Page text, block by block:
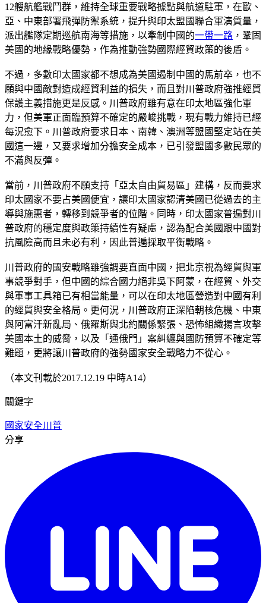
12艘航艦戰鬥群，維持全球重要戰略據點與航道駐軍，在歐、
亞、中東部署飛彈防禦系統，提升與印太盟國聯合軍演質量，
派出艦隊定期巡航南海等措施，以牽制中國的一帶一路 ，鞏固
美國的地緣戰略優勢，作為推動強勢國際經貿政策的後盾。
不過，多數印太國家都不想成為美國遏制中國的馬前卒，也不
願與中國敵對造成經貿利益的損失，而且對川普政府強推經貿
保護主義措施更是反感。川普政府雖有意在印太地區強化軍
力，但美軍正面臨預算不確定的嚴峻挑戰，現有戰力維持已經
每況愈下。川普政府要求日本、南韓、澳洲等盟國堅定站在美
國這一邊，又要求增加分擔安全成本，已引發盟國多數民眾的
不滿與反彈。
當前，川普政府不願支持「亞太自由貿易區」建構，反而要求
印太國家不要占美國便宜，讓印太國家認清美國已從過去的主
導與施惠者，轉移到競爭者的位階。同時，印太國家普遍對川
普政府的穩定度與政策持續性有疑慮，認為配合美國跟中國對
抗風險高而且未必有利，因此普遍採取平衡戰略。
川普政府的國安戰略雖強調要直面中國，把北京視為經貿與軍
事競爭對手，但中國的綜合國力絕非吳下阿蒙，在經貿、外交
與軍事工具箱已有相當能量，可以在印太地區營造對中國有利
的經貿與安全格局。更何況，川普政府正深陷朝核危機、中東
與阿富汗新亂局、俄羅斯與北約關係緊張、恐怖組織揚言攻擊
美國本土的威脅，以及「通俄門」案糾纏與國防預算不確定等
難題，更將讓川普政府的強勢國家安全戰略力不從心。
（本文刊載於2017.12.19 中時A14）
關鍵字
國家安全川普
分享